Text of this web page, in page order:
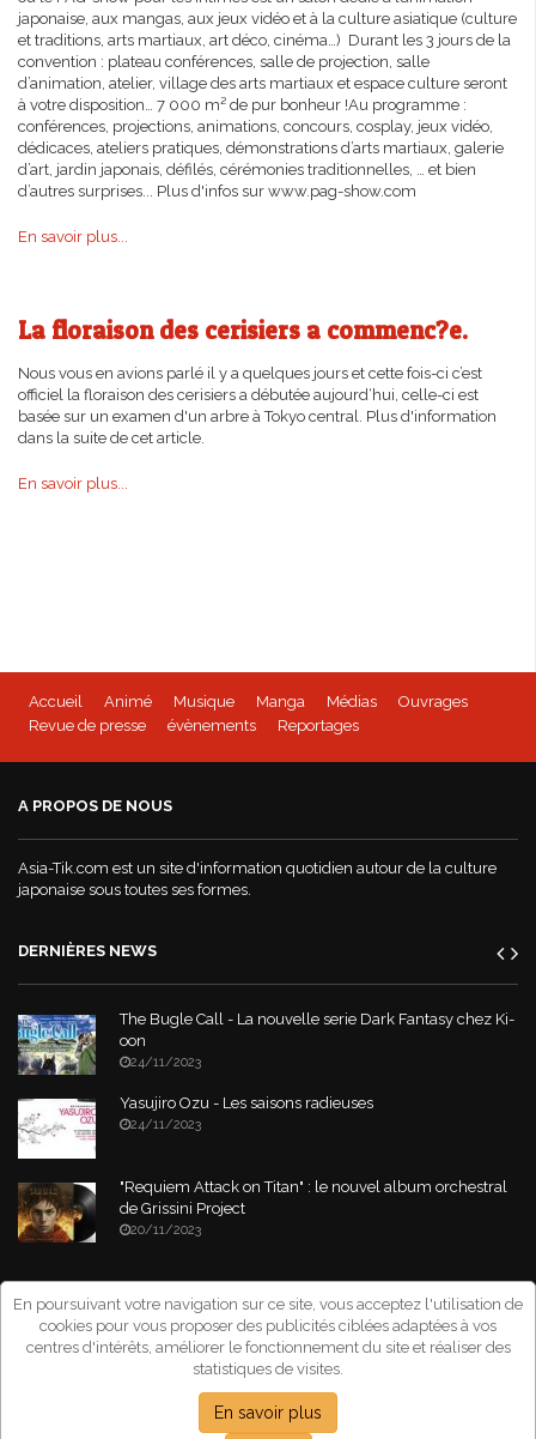
japonaise, aux mangas, aux jeux vidéo et à la culture asiatique (culture
et traditions, arts martiaux, art déco, cinéma…) Durant les 3 jours de la
convention : plateau conférences, salle de projection, salle
d’animation, atelier, village des arts martiaux et espace culture seront
à votre disposition… 7 000 m² de pur bonheur !Au programme :
conférences, projections, animations, concours, cosplay, jeux vidéo,
dédicaces, ateliers pratiques, démonstrations d’arts martiaux, galerie
d’art, jardin japonais, défilés, cérémonies traditionnelles, … et bien
d’autres surprises... Plus d'infos sur www.pag-show.com
En savoir plus...
La floraison des cerisiers a commenc?e.
Nous vous en avions parlé il y a quelques jours et cette fois-ci c’est
officiel la floraison des cerisiers a débutée aujourd‘hui, celle-ci est
basée sur un examen d'un arbre à Tokyo central. Plus d'information
dans la suite de cet article.
En savoir plus...
Accueil Animé Musique Manga Médias
Ouvrages
Revue de presse
évènements Reportages
A PROPOS DE NOUS
Asia-Tik.com est un site d'information quotidien autour de la culture
japonaise sous toutes ses formes.
DERNIÈRES NEWS
The Bugle Call - La nouvelle serie Dark Fantasy chez Ki-
oon
24/11/2023
Yasujiro Ozu - Les saisons radieuses
24/11/2023
"Requiem Attack on Titan" : le nouvel album orchestral
de Grissini Project
20/11/2023
Copyright © 2026 Asia-Tik.com. All Rights Reserved.- Site déclaré à la
CNIL sous le numéro: 1267151
En poursuivant votre navigation sur ce site, vous acceptez l'utilisation de
cookies pour vous proposer des publicités ciblées adaptées à vos
centres d'intérêts, améliorer le fonctionnement du site et réaliser des
statistiques de visites.
En savoir plus